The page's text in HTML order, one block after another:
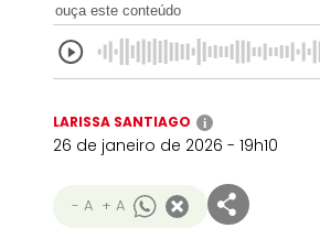
ouça este conteúdo
LARISSA SANTIAGO i
26 de janeiro de 2026 - 19h10
- A + A